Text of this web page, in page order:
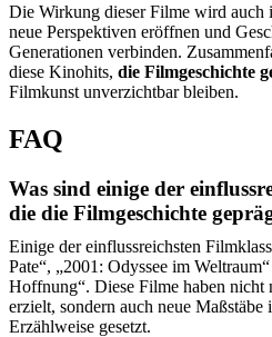
Die Wirkung dieser Filme wird auch
neue Perspektiven eröffnen und
Generationen verbinden.
diese Kinohits, die Filmgeschichte
Filmkunst unverzichtbar bleiben.
FAQ
Was sind einige der
die die Filmgeschichte
Einige der einflussreichsten
Pate“, „2001: Odyssee im
Hoffnung“. Diese Filme haben
erzielt, sondern auch neue
Erzählweise gesetzt.